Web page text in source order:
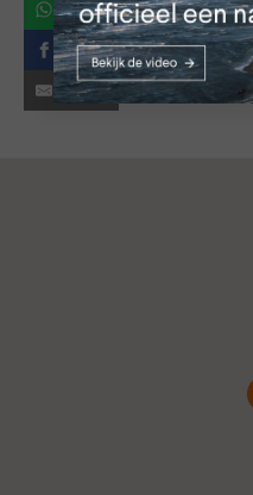
WhatsApp
Facebook
E-mail